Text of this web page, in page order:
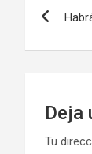
Deja
Tu